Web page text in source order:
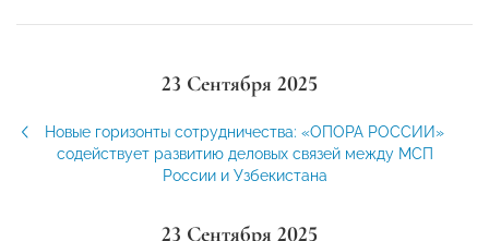
23 Сентября 2025
Новые горизонты сотрудничества: «ОПОРА РОССИИ»
содействует развитию деловых связей между МСП
России и Узбекистана
23 Сентября 2025